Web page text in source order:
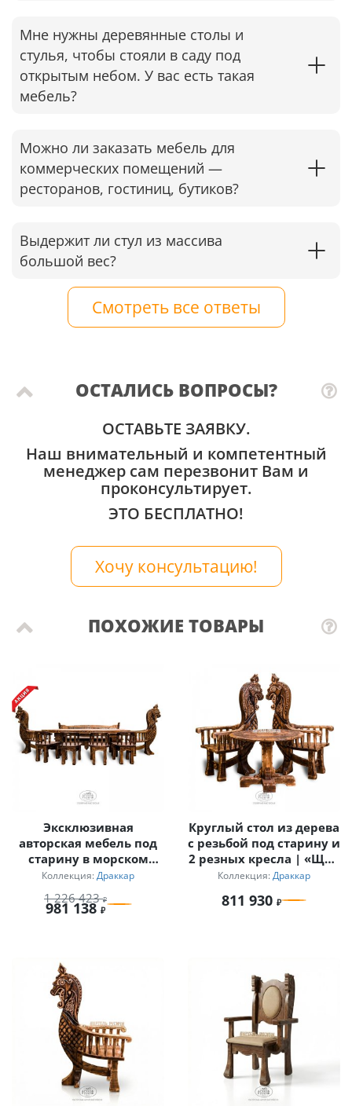
Мне нужны деревянные столы и
стулья, чтобы стояли в саду под
открытым небом. У вас есть такая
мебель?
Можно ли заказать мебель для
коммерческих помещений —
ресторанов, гостиниц, бутиков?
Выдержит ли стул из массива
большой вес?
Смотреть все ответы
ОСТАЛИСЬ ВОПРОСЫ?
ОСТАВЬТЕ ЗАЯВКУ.
Наш внимательный и компетентный
менеджер сам перезвонит Вам и
проконсультирует.
ЭТО БЕСПЛАТНО!
Хочу консультацию!
ПОХОЖИЕ ТОВАРЫ
Эксклюзивная
авторская мебель под
старину в морском
стиле «Драккар»
Коллекция: Драккар
1 226 423
981 138
Круглый стол из дерева
с резьбой под старину и
2 резных кресла | «Щит
Викинга»
Коллекция: Драккар
811 930